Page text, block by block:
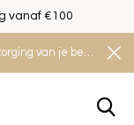
Let op! Tussen 29 juli en 8 augustus kan de bezorging van je bestelling iets langer duren. Houd rekening met een levertijd van 2 tot 4 werkdagen.
vanaf €100